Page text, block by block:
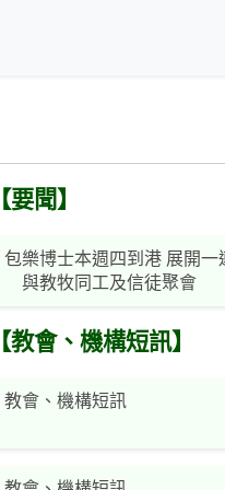
【要聞】
包樂博士本週四到港 展開一
與教牧同工及信徒聚會
【教會、機構短訊】
教會、機構短訊